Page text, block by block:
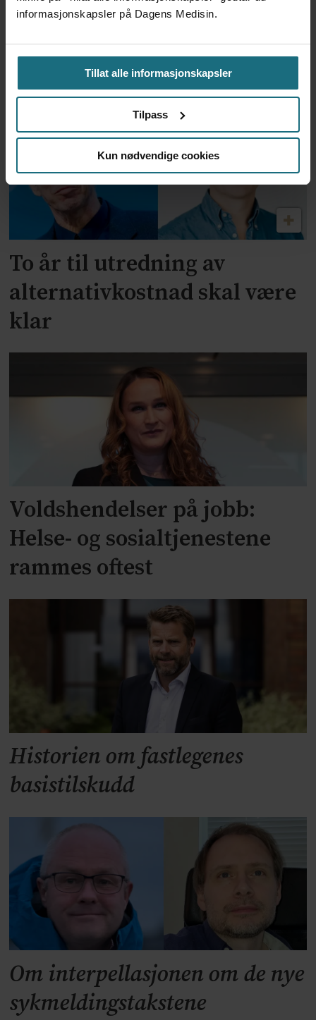
informasjonskapsler på Dagens Medisin.
Tillat alle informasjonskapsler
Tilpass
Kun nødvendige cookies
Feilmedisinert i 18 år – får
millionerstatning
To år til utredning av
alternativkostnad skal være
klar
Voldshendelser på jobb:
Helse- og sosialtjenestene
rammes oftest
Historien om fastlegenes
basistilskudd
Om interpellasjonen om de nye
sykmeldingstakstene